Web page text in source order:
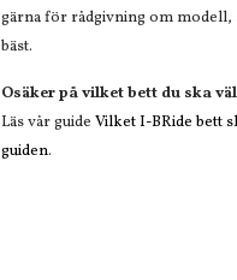
gärna för rådgivning om
bäst.
Osäker på vilket bett du ska
Läs vår guide Vilket I-BRide bett
guiden.